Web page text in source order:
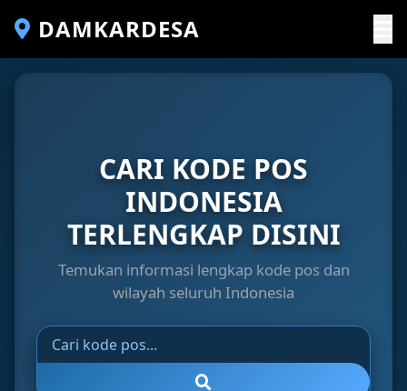
DAMKARDESA
CARI KODE POS
INDONESIA
TERLENGKAP DISINI
Temukan informasi lengkap kode pos dan
wilayah seluruh Indonesia